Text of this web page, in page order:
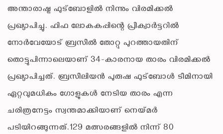
അന്താരാഷ്ട്ര ഫുട്‌ബോളില്‍ നിന്നും വിരമിക്കല്‍
പ്രഖ്യാപിച്ചു. ഫിഫ ലോകകപ്പിന്റെ പ്രീക്വാര്‍ട്ടറില്‍
നോര്‍വേയോട് ബ്രസീല്‍ തോറ്റു പുറത്തായതിന്
തൊട്ടുപിന്നാലെയാണ് 34-കാരനായ താരം വിരമിക്കല്‍
പ്രഖ്യാപിച്ചത്. ബ്രസീലിയന്‍ പുരുഷ ഫുട്‌ബോള്‍ ടീമിനായി
ഏറ്റവുമധികം ഗോളുകള്‍ നേടിയ താരം എന്ന
ചരിത്രനേട്ടം സ്വന്തമാക്കിയാണ് നെയ്മര്‍
പടിയിറങ്ങുന്നത്.129 മത്സരങ്ങളില്‍ നിന്ന് 80